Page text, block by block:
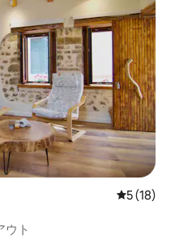
レビュー
5 (18)
ウト